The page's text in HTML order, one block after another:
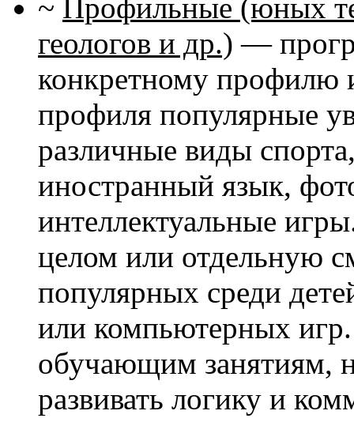
~ Профильные (юных
геологов и др.) —
конкретному профилю
профиля популярные
различные виды
иностранный язык,
интеллектуальные
целом или отдельную
популярных среди
или компьютерных
обучающим занятиям,
развивать логику и